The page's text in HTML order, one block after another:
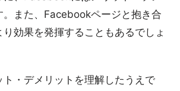
。また、Facebookページと抱き合
効果を発揮することもあるでしょ
ト・デメリットを理解したうえで